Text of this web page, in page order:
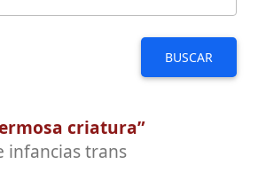
BUSCAR
criatura”
infancias trans